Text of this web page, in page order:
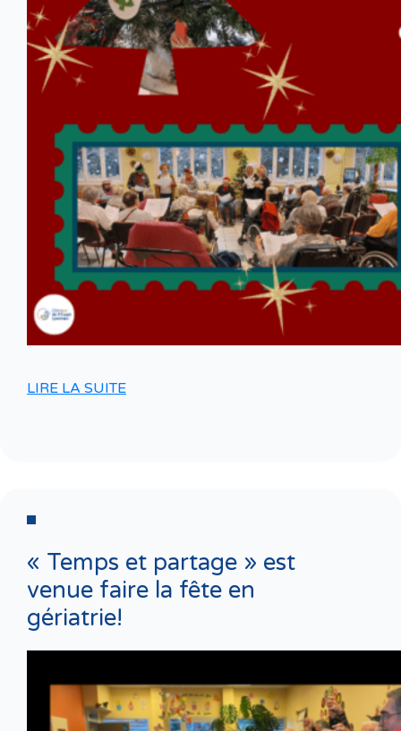
LIRE LA SUITE
« Temps et partage » est
venue faire la fête en
gériatrie!